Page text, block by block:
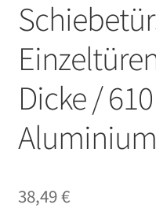
Dicke /
38,49€